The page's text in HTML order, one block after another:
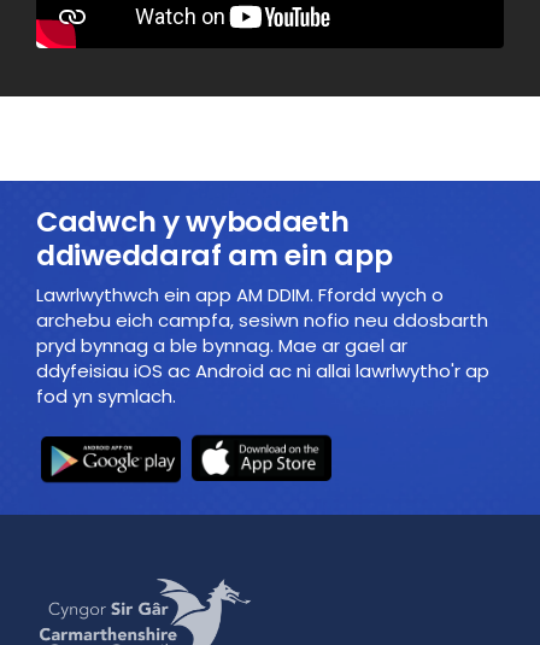
Cadwch y wybodaeth
ddiweddaraf am ein app
Lawrlwythwch ein app AM DDIM. Ffordd wych o
archebu eich campfa, sesiwn nofio neu ddosbarth
pryd bynnag a ble bynnag. Mae ar gael ar
ddyfeisiau iOS ac Android ac ni allai lawrlwytho'r ap
fod yn symlach.